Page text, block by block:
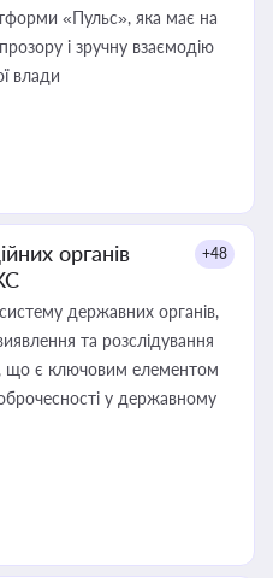
«Пульс», яка має на
і зручну взаємодію
влади
органів
+48
державних органів,
та розслідування
що є ключовим елементом
у державному